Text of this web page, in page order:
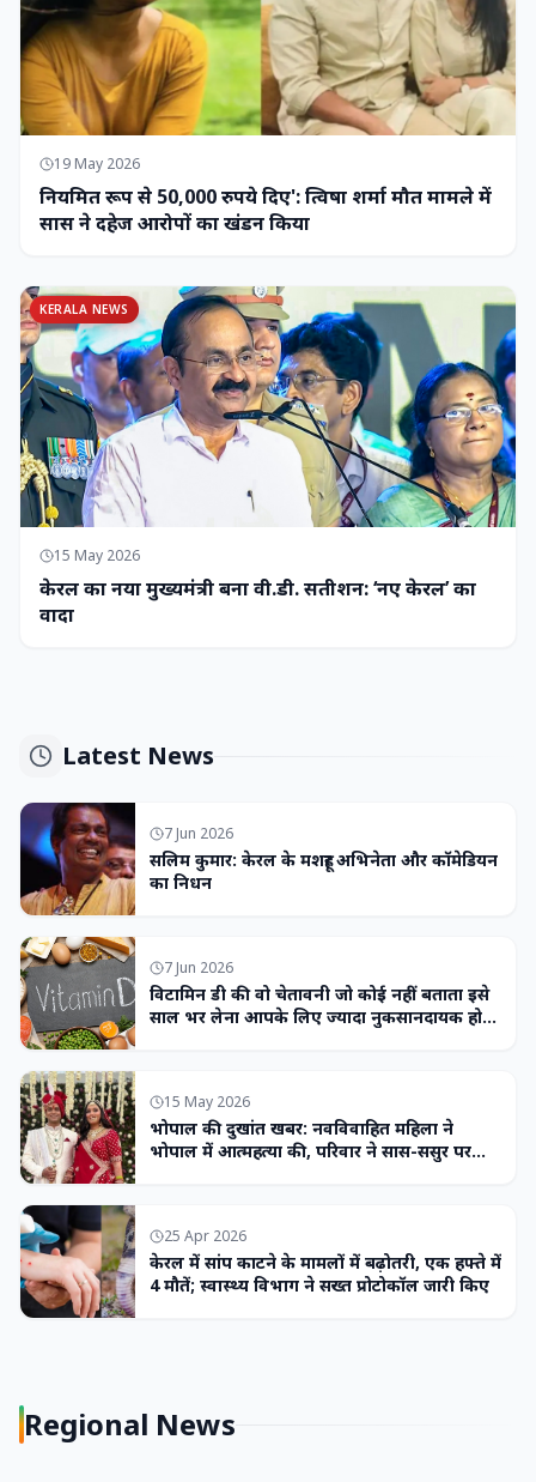
19 May 2026
नियमित रूप से 50,000 रुपये दिए': त्विषा शर्मा मौत मामले में
सास ने दहेज आरोपों का खंडन किया
KERALA NEWS
15 May 2026
केरल का नया मुख्यमंत्री बना वी.डी. सतीशन: ‘नए केरल’ का
वादा
Latest News
7 Jun 2026
सलिम कुमार: केरल के मशहूर अभिनेता और कॉमेडियन
का निधन
7 Jun 2026
विटामिन डी की वो चेतावनी जो कोई नहीं बताता इसे
साल भर लेना आपके लिए ज्यादा नुकसानदायक हो
15 May 2026
भोपाल की दुखांत खबर: नवविवाहित महिला ने
भोपाल में आत्महत्या की, परिवार ने सास-ससुर पर
25 Apr 2026
केरल में सांप काटने के मामलों में बढ़ोतरी, एक हफ्ते में
4 मौतें; स्वास्थ्य विभाग ने सख्त प्रोटोकॉल जारी किए
Regional News